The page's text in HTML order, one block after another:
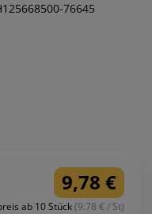
76645
9,78 €
ab 10 Stück(9.78 € / St)